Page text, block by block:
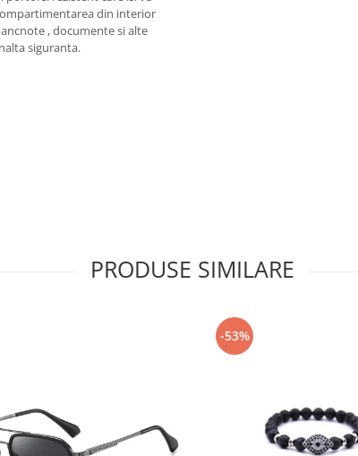
din interior
, documente si alte
siguranta.
PRODUSE SIMILARE
-53%